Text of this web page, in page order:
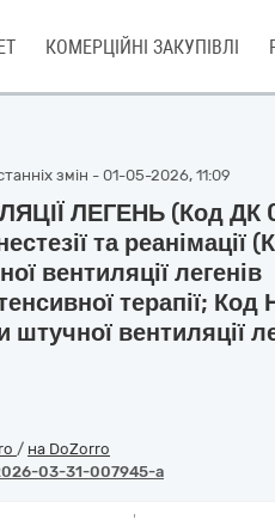
КОМЕРЦІЙНІ ЗАКУПІВЛІ
змін - 01-05-2026, 11:09
ЛЕГЕНЬ (Код ДК
та реанімації
вентиляції легенів
терапії; Код
вентиляції
/ на DoZorro
03-31-007945-a